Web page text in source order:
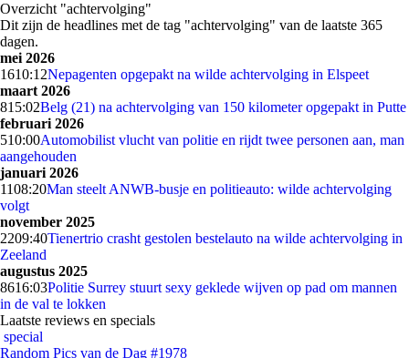
Overzicht "achtervolging"
Dit zijn de headlines met de tag "achtervolging" van de laatste 365
dagen.
mei 2026
1610:12Nepagenten opgepakt na wilde achtervolging in Elspeet
maart 2026
815:02Belg (21) na achtervolging van 150 kilometer opgepakt in Putte
februari 2026
510:00Automobilist vlucht van politie en rijdt twee personen aan, man
aangehouden
januari 2026
1108:20Man steelt ANWB-busje en politieauto: wilde achtervolging
volgt
november 2025
2209:40Tienertrio crasht gestolen bestelauto na wilde achtervolging in
Zeeland
augustus 2025
8616:03Politie Surrey stuurt sexy geklede wijven op pad om mannen
in de val te lokken
Laatste reviews en specials
special
Random Pics van de Dag #1978